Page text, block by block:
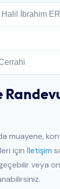
Halil İbrahim
muayene,
için İletişim
veya